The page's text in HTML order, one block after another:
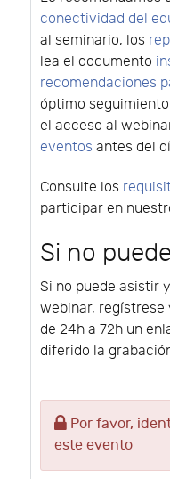
conectividad del
al seminario, los
lea el documento
recomendaciones
óptimo
el acceso al
eventos antes del
Consulte los
participar en
Si no
Si no puede asistir
webinar, regístrese
de 24h a 72h un
diferido la
Por favor,
este evento